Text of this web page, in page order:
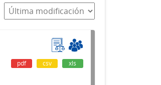
pdf csv xls